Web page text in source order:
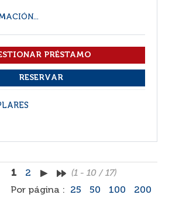
1 2
(1 - 10 / 17)
Por página :
25 50 100 200